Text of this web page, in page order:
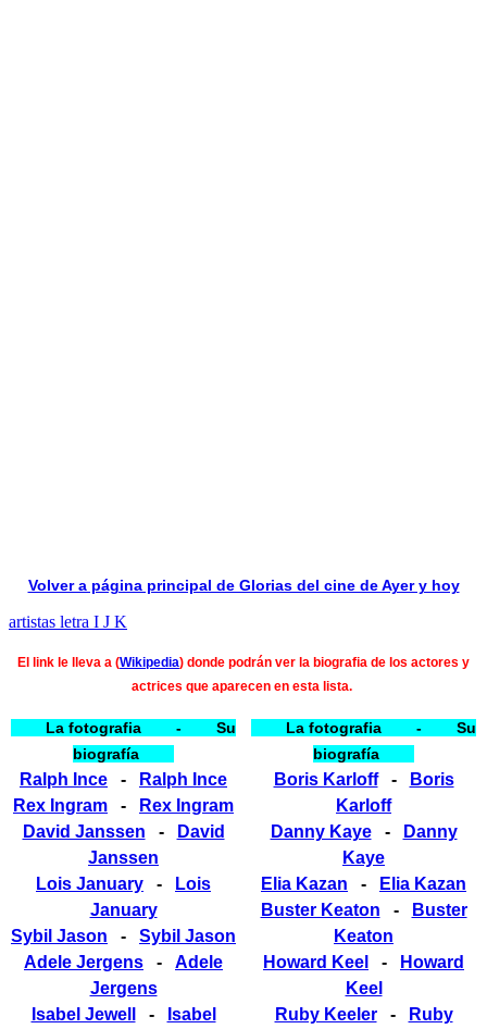
Volver a página principal de Glorias del cine de Ayer y hoy
artistas letra I J K
El link le lleva a (Wikipedia) donde podrán ver la biografia de los actores y
actrices que aparecen en esta lista.
La fotografia - Su
biografía
Ralph Ince -
Ralph Ince
Rex Ingram -
Rex Ingram
David Janssen -
David
Janssen
Lois January -
Lois
January
Sybil Jason - Sybil Jason
Adele Jergens - Adele
Jergens
Isabel Jewell
-
Isabel
La fotografia - Su
biografía
Boris Karloff-
Boris
Karloff
Danny Kaye-
Danny
Kaye
Elia Kazan -
Elia Kazan
Buster Keaton -
Buster
Keaton
Howard Keel
-
Howard
Keel
Ruby Keeler-
Ruby